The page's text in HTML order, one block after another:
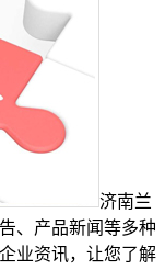
济南兰
、产品新闻等多种
业资讯，让您了解